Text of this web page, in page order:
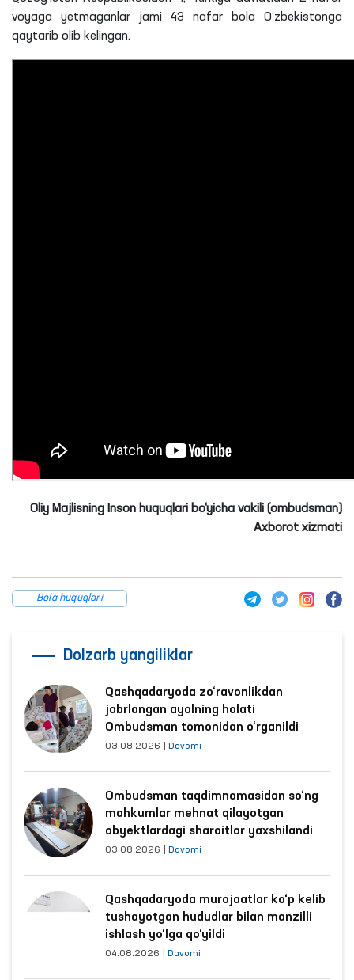
voyaga yetmaganlar jami 43 nafar bola O‘zbekistonga
qaytarib olib kelingan.
Oliy Majlisning Inson huquqlari bo‘yicha vakili (ombudsman)
Axborot xizmati
Bola huquqlari
Dolzarb yangiliklar
Qashqadaryoda zo‘ravonlikdan
jabrlangan ayolning holati
Ombudsman tomonidan o‘rganildi
03.08.2026 Davomi
Ombudsman taqdimnomasidan so‘ng
mahkumlar mehnat qilayotgan
obyektlardagi sharoitlar yaxshilandi
03.08.2026 Davomi
Qashqadaryoda murojaatlar ko‘p kelib
tushayotgan hududlar bilan manzilli
ishlash yo‘lga qo‘yildi
04.08.2026 Davomi